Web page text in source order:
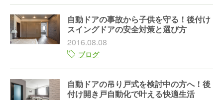
自動ドアの事故から子供を守る！後付け
スイングドアの安全対策と選び方
2016.08.08
ブログ
自動ドアの吊り戸式を検討中の方へ！後
付け開き戸自動化で叶える快適生活